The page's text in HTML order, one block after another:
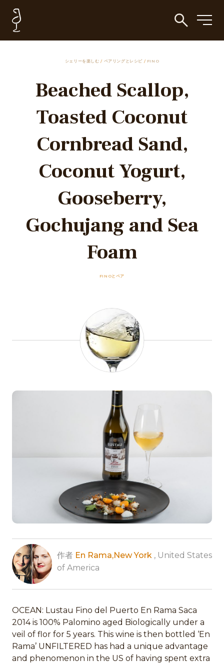
シェリーを楽しむ/ ペアリングとレシピ / FINO
Beached Scallop,
Toasted Coconut
Cornbread Sand,
Coconut Yogurt,
Gooseberry,
Gochujang and Sea
Foam
FINOとペア
作者 En Rama,New York , United States
of America
OCEAN: Lustau Fino del Puerto En Rama Saca
2014 is 100% Palomino aged Biologically under a
veil of flor for 5 years. This wine is then bottled ‘En
Rama’ UNFILTERED has had a unique advantage
and phenomenon in the US of having spent extra